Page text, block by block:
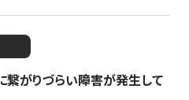
繋がりづらい障害が発生して